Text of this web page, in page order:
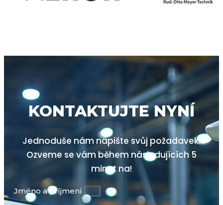
KONTAKTUJTE NYNÍ
Jednoduše nám napište svůj požadavek.
Ozveme se vám během následujících 5
minut na!
Jméno a příjmení